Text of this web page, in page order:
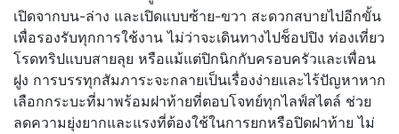
เปิดจากบน-ล่าง และเปิดแบบซ้าย-ขวา สะดวกสบายไปอีกขั้น
เพื่อรองรับทุกการใช้งาน ไม่ว่าจะเดินทางไปช็อปปิง ท่องเที่ยว
โรดทริปแบบสายลุย หรือแม้แต่ปิกนิกกับครอบครัวและเพื่อน
ฝูง การบรรทุกสัมภาระจะกลายเป็นเรื่องง่ายและไร้ปัญหาหาก
เลือกกระบะที่มาพร้อมฝาท้ายที่ตอบโจทย์ทุกไลฟ์สไตล์ ช่วย
ลดความยุ่งยากและแรงที่ต้องใช้ในการยกหรือปิดฝาท้าย ไม่